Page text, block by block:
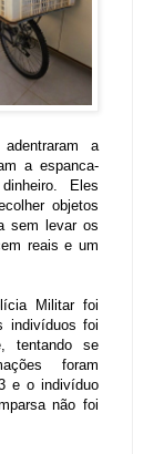
a
a espanca-
Eles
objetos
sem levar os
reais e um
Militar foi
indivíduos foi
tentando se
foram
e o indivíduo
não foi